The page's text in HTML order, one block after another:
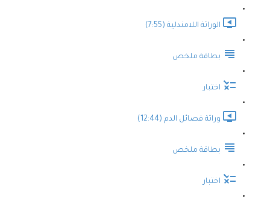
الوراثة اللامندلية (7:55)
بطاقة ملخص
اختبار
وراثة فصائل الدم (12:44)
بطاقة ملخص
اختبار